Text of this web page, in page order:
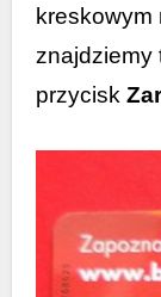
kreskowym
znajdziemy
przycisk